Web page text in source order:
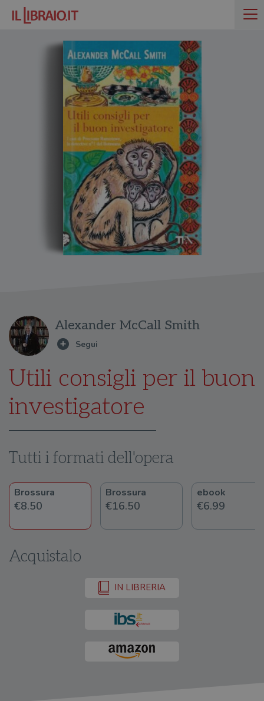
Alexander McCall Smith
Utili consigli per il buon
investigatore
Tutti i formati dell'opera
Brossura
€8.50
Brossura
€16.50
ebook
€6.99
Acquistalo
IN LIBRERIA